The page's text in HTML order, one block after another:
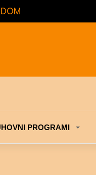
PROGRAMI